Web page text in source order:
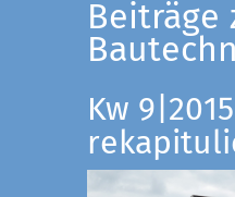
Beiträge
Kw